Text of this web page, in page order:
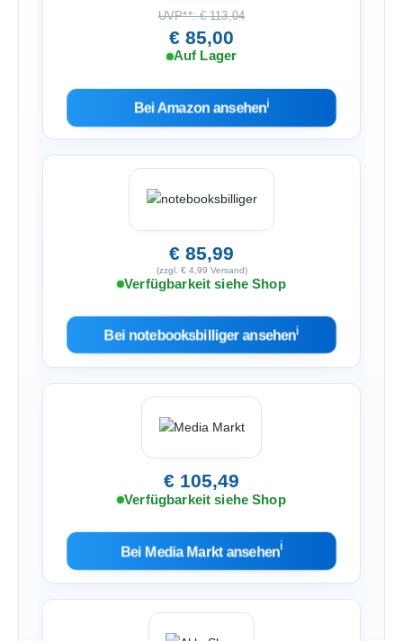
UVP**: € 113,04
€ 85,00
Auf Lager
Bei Amazon ansehenℹ︎
€ 85,99
(zzgl. € 4,99 Versand)
Verfügbarkeit siehe Shop
Bei notebooksbilliger ansehenℹ︎
€ 105,49
Verfügbarkeit siehe Shop
Bei Media Markt ansehenℹ︎